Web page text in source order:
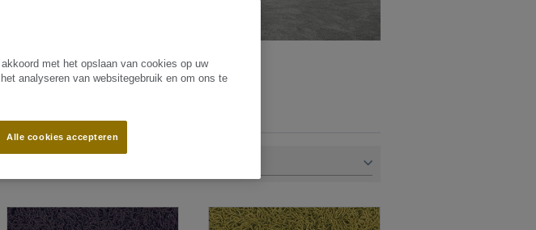
ALLE PRODUCTEN (300+)
met het opslaan van cookies op uw
analyseren van websitegebruik en om ons te
Alle cookies accepteren